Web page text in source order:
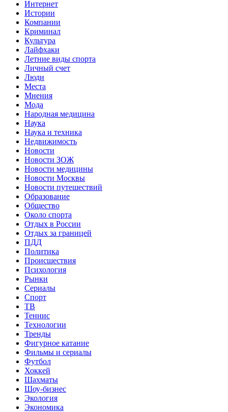
Интернет
Истории
Компании
Криминал
Культура
Лайфхаки
Летние виды спорта
Личный счет
Люди
Места
Мнения
Мода
Народная медицина
Наука
Наука и техника
Недвижимость
Новости
Новости ЗОЖ
Новости медицины
Новости Москвы
Новости путешествий
Образование
Общество
Около спорта
Отдых в России
Отдых за границей
ПДД
Политика
Происшествия
Психология
Рынки
Сериалы
Спорт
ТВ
Теннис
Технологии
Тренды
Фигурное катание
Фильмы и сериалы
Футбол
Хоккей
Шахматы
Шоу-бизнес
Экология
Экономика